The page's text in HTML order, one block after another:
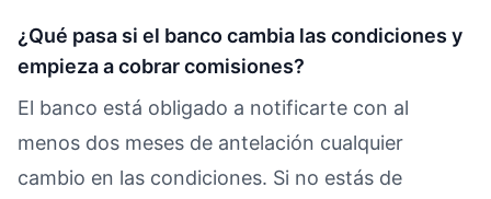
¿Qué pasa si el banco cambia las condiciones y
empieza a cobrar comisiones?
El banco está obligado a notificarte con al
menos dos meses de antelación cualquier
cambio en las condiciones. Si no estás de